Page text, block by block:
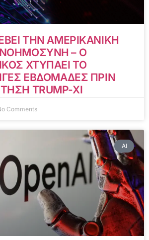
ΤΗΝ ΑΜΕΡΙΚΑΝΙΚΗ
– Ο
ΧΤΥΠΑΕΙ ΤΟ
ΕΒΔΟΜΑΔΕΣ ΠΡΙΝ
TRUMP-XI
Comments
AI